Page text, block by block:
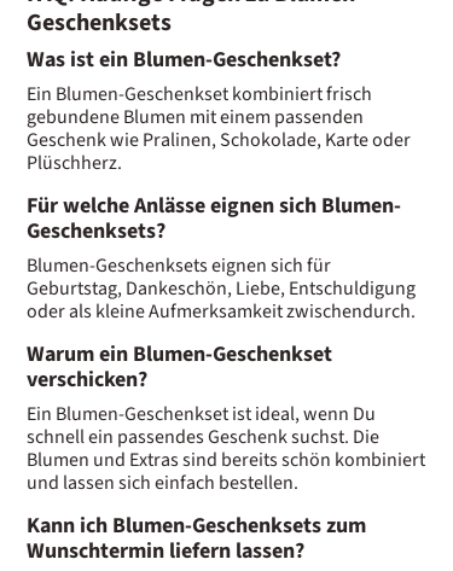
Geschenksets
Was ist ein Blumen-Geschenkset?
Ein Blumen-Geschenkset kombiniert frisch
gebundene Blumen mit einem passenden
Geschenk wie Pralinen, Schokolade, Karte oder
Plüschherz.
Für welche Anlässe eignen sich Blumen-
Geschenksets?
Blumen-Geschenksets eignen sich für
Geburtstag, Dankeschön, Liebe, Entschuldigung
oder als kleine Aufmerksamkeit zwischendurch.
Warum ein Blumen-Geschenkset
verschicken?
Ein Blumen-Geschenkset ist ideal, wenn Du
schnell ein passendes Geschenk suchst. Die
Blumen und Extras sind bereits schön kombiniert
und lassen sich einfach bestellen.
Kann ich Blumen-Geschenksets zum
Wunschtermin liefern lassen?